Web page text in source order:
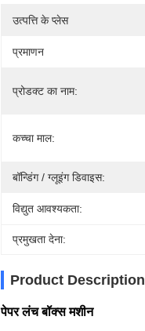
उत्पत्ति के प्लेस
प्रमाणन
प्रोडक्ट का नाम:
कच्चा माल:
बॉन्डिंग / ग्लूइंग डिवाइस:
विद्युत आवश्यकता:
प्रमुखता देना:
Product Description
पेपर लंच बॉक्स मशीन